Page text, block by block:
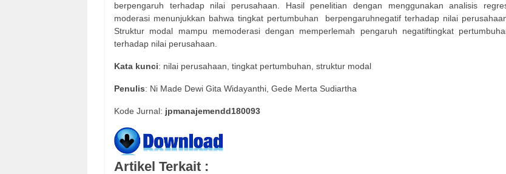
berpengaruh terhadap nilai perusahaan. Hasil penelitian dengan menggunakan analisis
moderasi menunjukkan bahwa tingkat pertumbuhan
berpengaruhnegatif terhadap nilai
Struktur modal mampu memoderasi dengan memperlemah pengaruh negatiftingkat
terhadap nilai perusahaan.
Kata kunci: nilai perusahaan, tingkat pertumbuhan, struktur modal
Penulis: Ni Made Dewi Gita Widayanthi, Gede Merta Sudiartha
Kode Jurnal: jpmanajemendd180093
Artikel Terkait :